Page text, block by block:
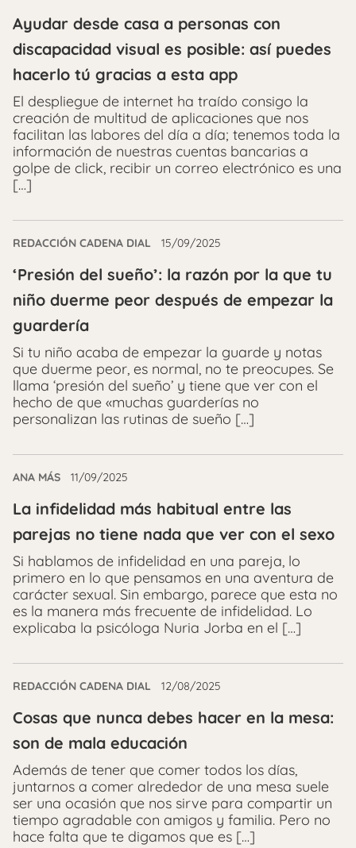
Ayudar desde casa a personas con
discapacidad visual es posible: así puedes
hacerlo tú gracias a esta app
El despliegue de internet ha traído consigo la
creación de multitud de aplicaciones que nos
facilitan las labores del día a día; tenemos toda la
información de nuestras cuentas bancarias a
golpe de click, recibir un correo electrónico es una
[…]
REDACCIÓN CADENA DIAL 15/09/2025
‘Presión del sueño’: la razón por la que tu
niño duerme peor después de empezar la
guardería
Si tu niño acaba de empezar la guarde y notas
que duerme peor, es normal, no te preocupes. Se
llama ‘presión del sueño’ y tiene que ver con el
hecho de que «muchas guarderías no
personalizan las rutinas de sueño […]
ANA MÁS 11/09/2025
La infidelidad más habitual entre las
parejas no tiene nada que ver con el sexo
Si hablamos de infidelidad en una pareja, lo
primero en lo que pensamos en una aventura de
carácter sexual. Sin embargo, parece que esta no
es la manera más frecuente de infidelidad. Lo
explicaba la psicóloga Nuria Jorba en el […]
REDACCIÓN CADENA DIAL 12/08/2025
Cosas que nunca debes hacer en la mesa:
son de mala educación
Además de tener que comer todos los días,
juntarnos a comer alrededor de una mesa suele
ser una ocasión que nos sirve para compartir un
tiempo agradable con amigos y familia. Pero no
hace falta que te digamos que es […]